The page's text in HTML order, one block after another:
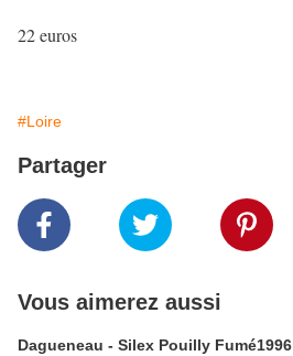
22 euros
#Loire
Partager
Vous aimerez aussi
Dagueneau - Silex Pouilly Fumé1996